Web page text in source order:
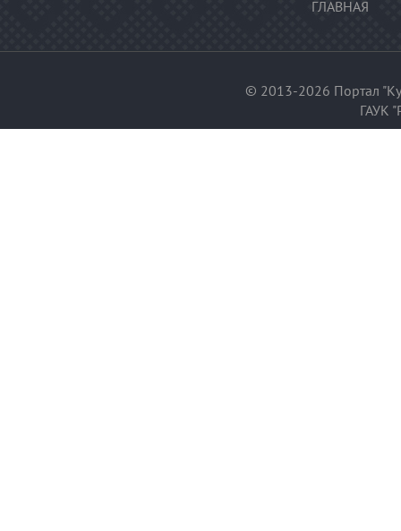
ГЛАВНАЯ
© 2013-2026 Портал
ГАУК